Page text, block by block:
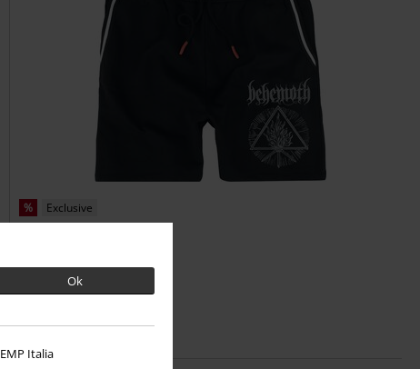
Ok
EMP Italia
% Exclusive
Logo Behemoth Shorts